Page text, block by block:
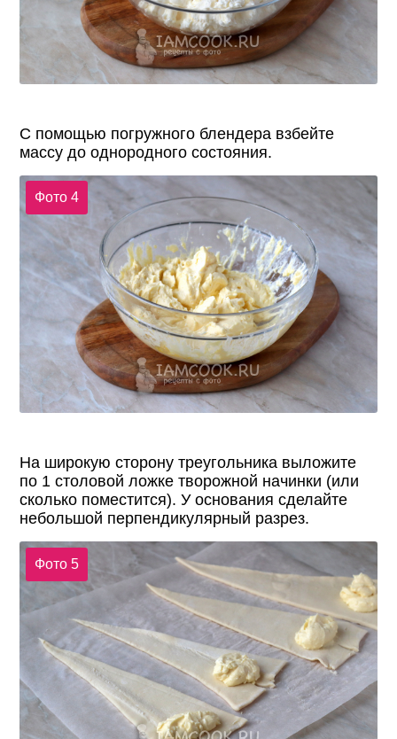
С помощью погружного блендера взбейте
массу до однородного состояния.
Фото 4
На широкую сторону треугольника выложите
по 1 столовой ложке творожной начинки (или
сколько поместится). У основания сделайте
небольшой перпендикулярный разрез.
Фото 5